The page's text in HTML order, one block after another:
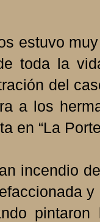
muy
toda la
del
a los
en “La